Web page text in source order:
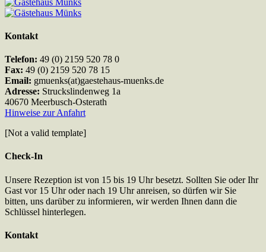
Kontakt
Telefon: 49 (0) 2159 520 78 0
Fax: 49 (0) 2159 520 78 15
Email: gmuenks(at)gaestehaus-muenks.de
Adresse: Struckslindenweg 1a
40670 Meerbusch-Osterath
Hinweise zur Anfahrt
[Not a valid template]
Check-In
Unsere Rezeption ist von 15 bis 19 Uhr besetzt. Sollten Sie oder Ihr
Gast vor 15 Uhr oder nach 19 Uhr anreisen, so dürfen wir Sie
bitten, uns darüber zu informieren, wir werden Ihnen dann die
Schlüssel hinterlegen.
Kontakt